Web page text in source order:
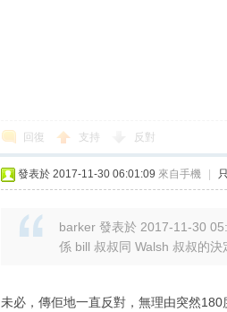
回復 支持 反對
發表於 2017-11-30 06:01:09 來自手機
barker 發表於 2017-11-30
係 bill 叔叔同 Walsh 叔叔的決
未必，傳佢地一直反對，無理由突然180